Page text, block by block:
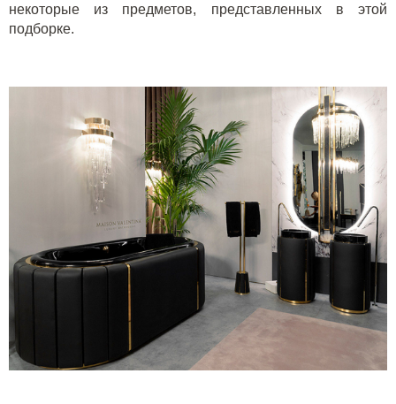
некоторые из предметов, представленных в этой
подборке.